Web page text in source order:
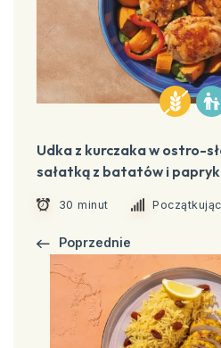
Udka z kurczaka w ostro-
sałatką z batatów i
30 minut
Poprzednie